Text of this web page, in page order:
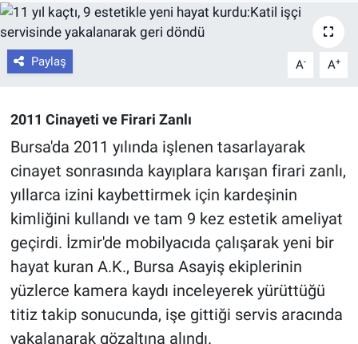
Paylaş A- A+
2011 Cinayeti ve Firari Zanlı
Bursa'da 2011 yılında işlenen tasarlayarak
cinayet sonrasında kayıplara karışan firari zanlı,
yıllarca izini kaybettirmek için kardeşinin
kimliğini kullandı ve tam 9 kez estetik ameliyat
geçirdi. İzmir'de mobilyacıda çalışarak yeni bir
hayat kuran A.K., Bursa Asayiş ekiplerinin
yüzlerce kamera kaydı inceleyerek yürüttüğü
titiz takip sonucunda, işe gittiği servis aracında
yakalanarak gözaltına alındı.